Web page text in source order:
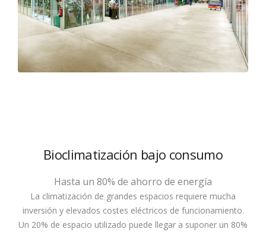
Bioclimatización bajo consumo
Hasta un 80% de ahorro de energía
La climatización de grandes espacios requiere mucha
inversión y elevados costes eléctricos de funcionamiento.
Un 20% de espacio utilizado puede llegar a suponer un 80%